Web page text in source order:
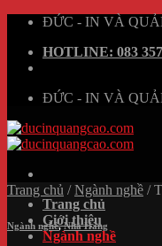
Skip
content
ĐỨC - IN VÀ
HOTLINE: 083
ĐỨC - IN VÀ
Trang chủ
Giới thiệu
Ngành nghề
Trang chủ / Ngành nghề /
Ngành nghề,Nhà Hàng